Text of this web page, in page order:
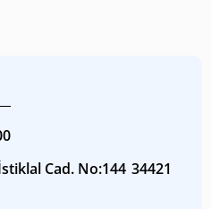
Cad. No:144 34421